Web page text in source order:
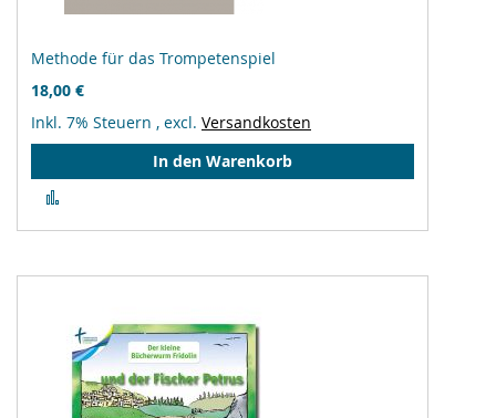
Methode für das Trompetenspiel
18,00 €
Inkl. 7% Steuern , excl. Versandkosten
In den Warenkorb
hinzufügen